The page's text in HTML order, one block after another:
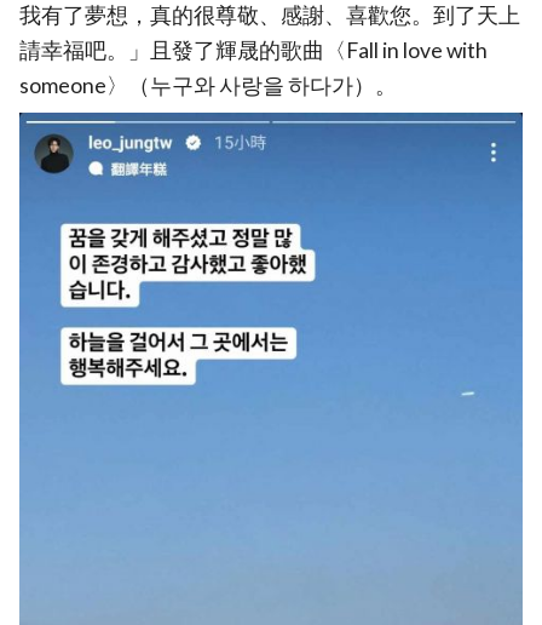
我有了夢想，真的很尊敬、感謝、喜歡您。到了天上
請幸福吧。」且發了輝晟的歌曲〈Fall in love with
someone〉（누구와 사랑을 하다가）。